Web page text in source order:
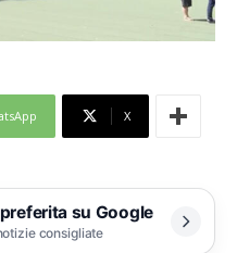
X
su Google
consigliate